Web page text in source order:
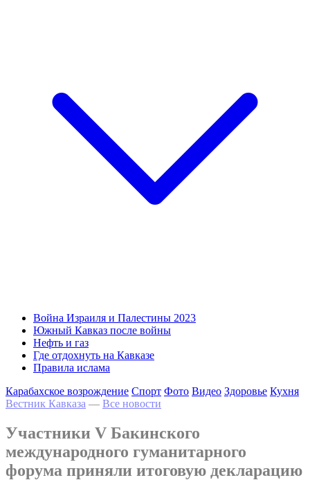
Война Израиля и Палестины 2023
Южный Кавказ после войны
Нефть и газ
Где отдохнуть на Кавказе
Правила ислама
Карабахское возрождение Спорт Фото Видео Здоровье Кухня
Вестник Кавказа — Все новости
Участники V Бакинского
международного гуманитарного
форума приняли итоговую декларацию